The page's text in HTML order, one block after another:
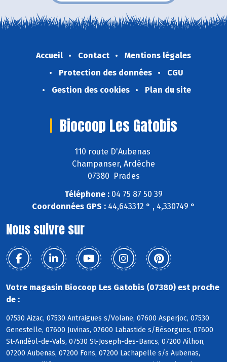
Accueil Contact
Mentions légales
Protection des données
CGU
Gestion des cookies
Plan du site
Biocoop Les Gatobis
110 route D'Aubenas
Champanser, Ardèche
07380 Prades
Téléphone : 04 75 87 50 39
Coordonnées GPS : 44,643312 ° , 4,330749 °
Nous suivre sur
Votre magasin Biocoop Les Gatobis (07380) est proche
de :
07530 Aizac, 07530 Antraigues s/Volane, 07600 Asperjoc, 07530
Genestelle, 07600 Juvinas, 07600 Labastide s/Bésorgues, 07600
St-Andéol-de-Vals, 07530 St-Joseph-des-Bancs, 07200 Ailhon,
07200 Aubenas, 07200 Fons, 07200 Lachapelle s/s Aubenas,